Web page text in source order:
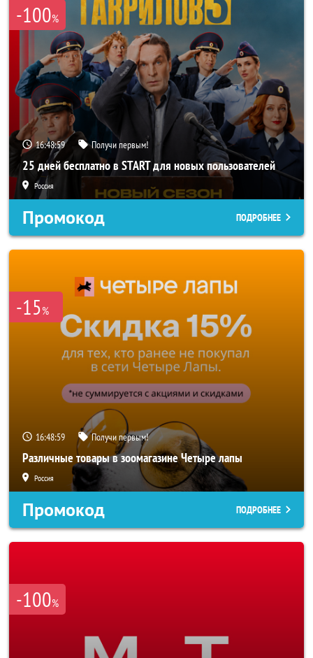
-100%
16:48:57 Получи первым!
25 дней бесплатно в START для новых пользователей
Россия
Промокод ПОДРОБНЕЕ
-15%
16:48:57 Получи первым!
Различные товары в зоомагазине Четыре лапы
Россия
Промокод ПОДРОБНЕЕ
-100%